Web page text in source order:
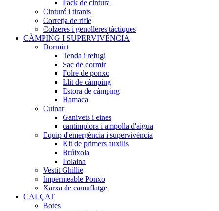
Pack de cintura
Cinturó i tirants
Corretja de rifle
Colzeres i genolleres tàctiques
CÀMPING I SUPERVIVÈNCIA
Dormint
Tenda i refugi
Sac de dormir
Folre de ponxo
Llit de càmping
Estora de càmping
Hamaca
Cuinar
Ganivets i eines
cantimplora i ampolla d'aigua
Equip d'emergència i supervivència
Kit de primers auxilis
Brúixola
Polaina
Vestit Ghillie
Impermeable Ponxo
Xarxa de camuflatge
CALÇAT
Botes